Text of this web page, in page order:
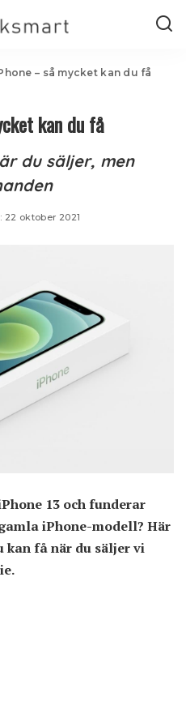
– så mycket kan du få
kan du få
du säljer, men
22 oktober 2021
13 och funderar
iPhone-modell? Här
kan få när du säljer vi